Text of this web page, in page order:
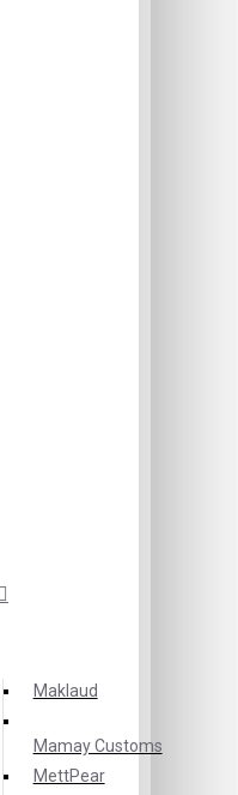
Maklaud
Mamay Customs
MettPear